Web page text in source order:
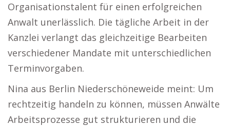
Organisationstalent für einen erfolgreichen
Anwalt unerlässlich. Die tägliche Arbeit in der
Kanzlei verlangt das gleichzeitige Bearbeiten
verschiedener Mandate mit unterschiedlichen
Terminvorgaben.
Nina aus Berlin Niederschöneweide meint: Um
rechtzeitig handeln zu können, müssen Anwälte
Arbeitsprozesse gut strukturieren und die